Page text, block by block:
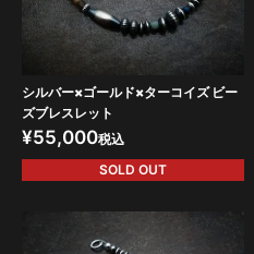
シルバー×ゴールド×ターコイズ ビー
ズブレスレット
¥55,000税込
SOLD OUT